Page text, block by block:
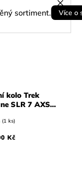
sortiment. Více o
kolo Trek
SLR 7 AXS
to červené
(1 ks)
Kč